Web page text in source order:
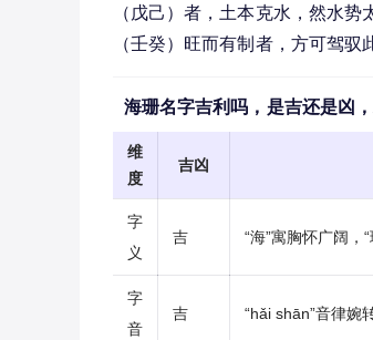
（戊己）者，土本克水，然水
（壬癸）旺而有制者，方可驾
海珊名字吉利吗，是吉还是凶
维
度
吉凶
字
义
吉 “海”寓胸怀广阔，
字
音
吉 “hǎi shān”音律婉